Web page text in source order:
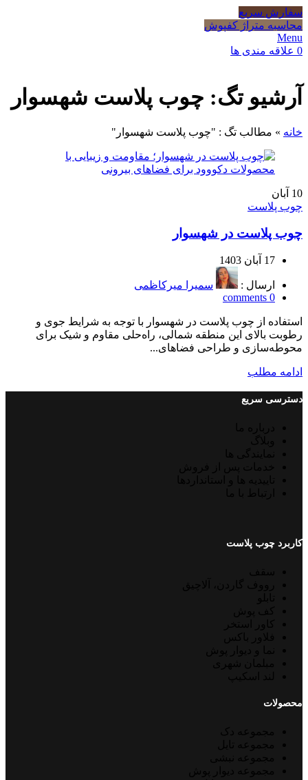
سفارش سریع
محاسبه متراژ کفپوش
Menu
0 علاقه مندی ها
آرشیو تگ: چوب پلاست شهسوار
خانه » مطالب تگ : "چوب پلاست شهسوار"
10 آبان
چوب پلاست
چوب پلاست در شهسوار
17 آبان 1403
ارسال :
سمیرا میرکاظمی
0
comments
استفاده از چوب پلاست در شهسوار با توجه به شرایط جوی و
رطوبت بالای این منطقه شمالی، راه‌حلی مقاوم و شیک برای
محوطه‌سازی و طراحی فضاهای...
ادامه مطلب
دسترسی سریع
کاربرد چوب پلاست
محصولات